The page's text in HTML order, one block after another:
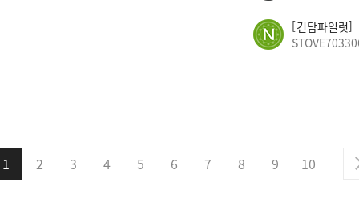
건담파일럿
1 2 3 4 5 6 7 8 9 10